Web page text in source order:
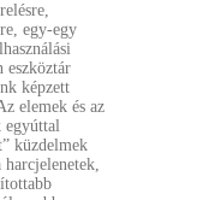
egy-egy
eszköztár
képzett
elemek és az
egyúttal
küzdelmek
harcjelenetek,